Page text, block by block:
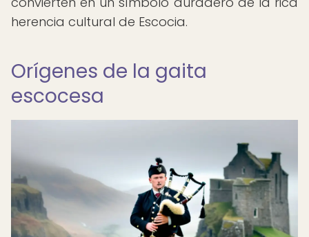
herencia cultural de Escocia.
Orígenes de la gaita
escocesa